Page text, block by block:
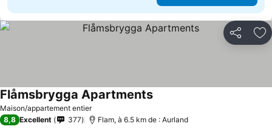
Partager
Maison/appartement entier
Flåmsbrygga Apartments
8,8 Excellent 377 Flam, à 6.5 km de : Aurland